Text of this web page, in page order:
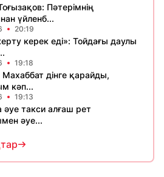
Пәтерімнің
үйленб...
20:19
керек еді»: Тойдағы даулы
19:18
Махаббат дінге қарайды,
кәп...
19:13
әуе такси алғаш рет
әуе...